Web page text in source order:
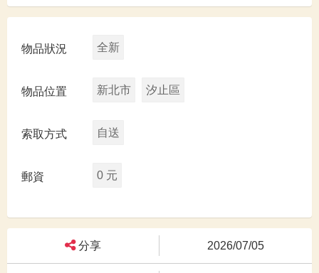
物品狀況 全新
物品位置 新北市 汐止區
索取方式 自送
郵資 0 元
分享 2026/07/05